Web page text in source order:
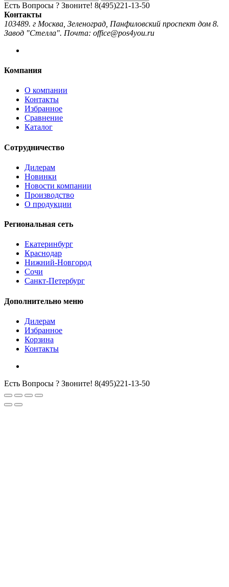
Есть Вопросы ? Звоните! 8(495)221-13-50
Контакты
103489. г Москва, Зеленоград, Панфиловский проспект дом 8.
Завод "Стелла". Почта: office@pos4you.ru
Компания
О компании
Контакты
Избранное
Сравнение
Каталог
Сотрудничество
Дилерам
Новинки
Новости компании
Производство
О продукции
Региональная сеть
Екатеринбург
Краснодар
Нижний-Новгород
Сочи
Санкт-Петербург
Дополнительно меню
Дилерам
Избранное
Корзина
Контакты
Есть Вопросы ? Звоните! 8(495)221-13-50